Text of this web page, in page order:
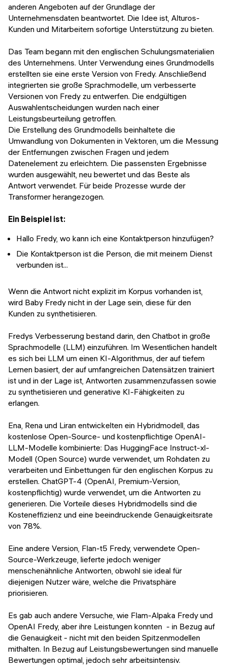
anderen Angeboten auf der Grundlage der
Unternehmensdaten beantwortet. Die Idee ist, Alturos-
Kunden und Mitarbeitern sofortige Unterstützung zu bieten.
Das Team begann mit den englischen Schulungsmaterialien
des Unternehmens. Unter Verwendung eines Grundmodells
erstellten sie eine erste Version von Fredy. Anschließend
integrierten sie große Sprachmodelle, um verbesserte
Versionen von Fredy zu entwerfen. Die endgültigen
Auswahlentscheidungen wurden nach einer
Leistungsbeurteilung getroffen.
Die Erstellung des Grundmodells beinhaltete die
Umwandlung von Dokumenten in Vektoren, um die Messung
der Entfernungen zwischen Fragen und jedem
Datenelement zu erleichtern. Die passensten Ergebnisse
wurden ausgewählt, neu bewertet und das Beste als
Antwort verwendet. Für beide Prozesse wurde der
Transformer herangezogen.
Ein Beispiel ist:
Hallo Fredy, wo kann ich eine Kontaktperson hinzufügen?
Die Kontaktperson ist die Person, die mit meinem Dienst
verbunden ist...
Wenn die Antwort nicht explizit im Korpus vorhanden ist,
wird Baby Fredy nicht in der Lage sein, diese für den
Kunden zu synthetisieren.
Fredys Verbesserung bestand darin, den Chatbot in große
Sprachmodelle (LLM) einzuführen. Im Wesentlichen handelt
es sich bei LLM um einen KI-Algorithmus, der auf tiefem
Lernen basiert, der auf umfangreichen Datensätzen trainiert
ist und in der Lage ist, Antworten zusammenzufassen sowie
zu synthetisieren und generative KI-Fähigkeiten zu
erlangen.
Ena, Rena und Liran entwickelten ein Hybridmodell, das
kostenlose Open-Source- und kostenpflichtige OpenAI-
LLM-Modelle kombinierte: Das HuggingFace Instruct-xl-
Modell (Open Source) wurde verwendet, um Rohdaten zu
verarbeiten und Einbettungen für den englischen Korpus zu
erstellen. ChatGPT-4 (OpenAI, Premium-Version,
kostenpflichtig) wurde verwendet, um die Antworten zu
generieren. Die Vorteile dieses Hybridmodells sind die
Kosteneffizienz und eine beeindruckende Genauigkeitsrate
von 78%.
Eine andere Version, Flan-t5 Fredy, verwendete Open-
Source-Werkzeuge, lieferte jedoch weniger
menschenähnliche Antworten, obwohl sie ideal für
diejenigen Nutzer wäre, welche die Privatsphäre
priorisieren.
Es gab auch andere Versuche, wie Flam-Alpaka Fredy und
OpenAI Fredy, aber ihre Leistungen konnten - in Bezug auf
die Genauigkeit - nicht mit den beiden Spitzenmodellen
mithalten. In Bezug auf Leistungsbewertungen sind manuelle
Bewertungen optimal, jedoch sehr arbeitsintensiv.